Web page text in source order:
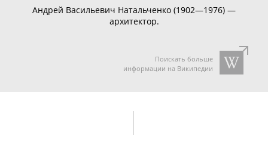
Андрей Васильевич Натальченко (1902—1976) —
архитектор.
Поискать больше
информации на Википедии